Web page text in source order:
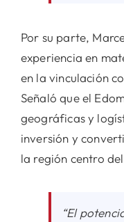
Por su parte,
experiencia en
en la vinculación
Señaló que el
geográficas y
inversión y
la región centro
“El